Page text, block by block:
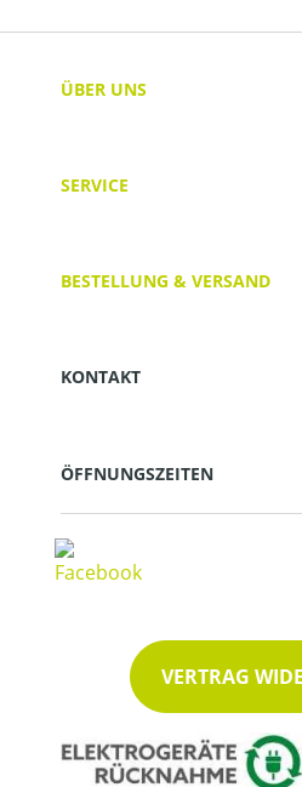
ÜBER UNS
SERVICE
BESTELLUNG & VERSAND
KONTAKT
ÖFFNUNGSZEITEN
VERTRAG